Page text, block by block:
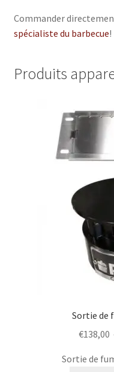
Commander
spécialiste du barbecue!
Produits
Sortie de
€138,00
Sortie de